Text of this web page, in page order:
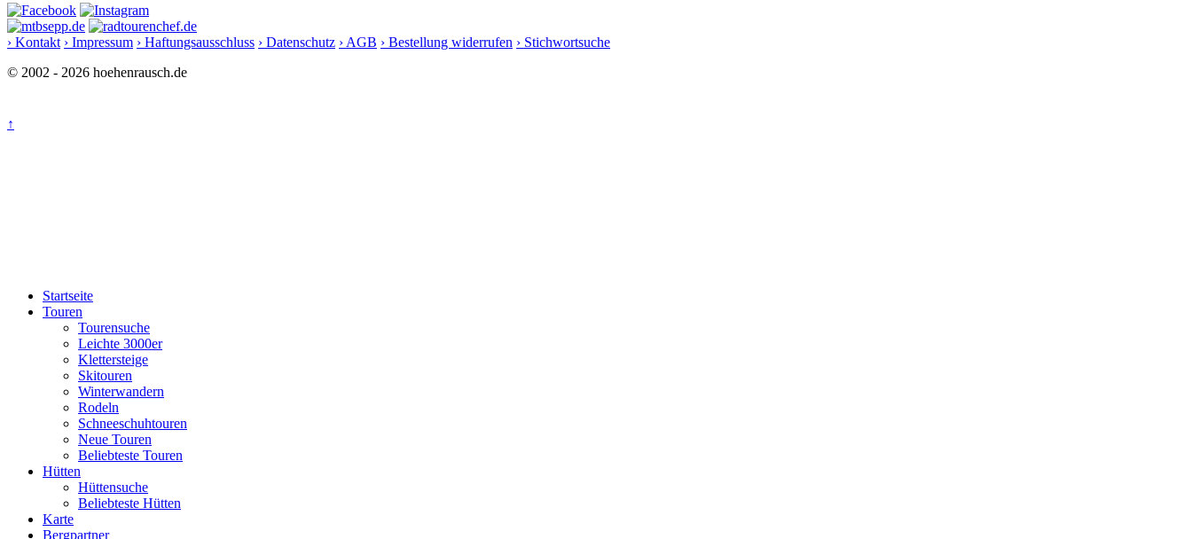
› Kontakt › Impressum › Haftungsausschluss › Datenschutz › AGB › Bestellung widerrufen › Stichwortsuche
© 2002 - 2026 hoehenrausch.de
↑
Startseite
Touren
Tourensuche
Leichte 3000er
Klettersteige
Skitouren
Winterwandern
Rodeln
Schneeschuhtouren
Neue Touren
Beliebteste Touren
Hütten
Hüttensuche
Beliebteste Hütten
Karte
Bergpartner